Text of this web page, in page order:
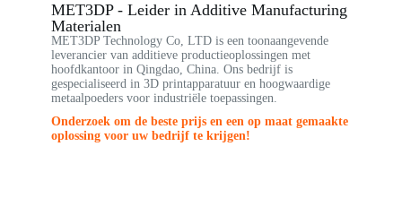
MET3DP - Leider in Additive Manufacturing
Materialen
MET3DP Technology Co, LTD is een toonaangevende
leverancier van additieve productieoplossingen met
hoofdkantoor in Qingdao, China. Ons bedrijf is
gespecialiseerd in 3D printapparatuur en hoogwaardige
metaalpoeders voor industriële toepassingen.
Onderzoek om de beste prijs en een op maat gemaakte
oplossing voor uw bedrijf te krijgen!